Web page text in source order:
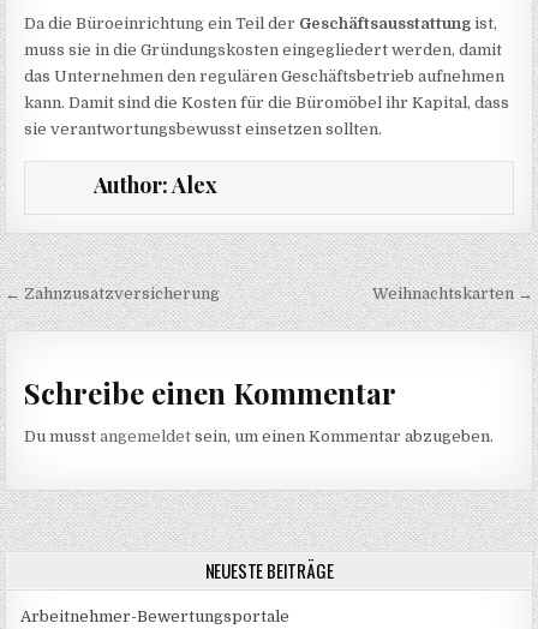
Da die Büroeinrichtung ein Teil der Geschäftsausstattung ist,
muss sie in die Gründungskosten eingegliedert werden, damit
das Unternehmen den regulären Geschäftsbetrieb aufnehmen
kann. Damit sind die Kosten für die Büromöbel ihr Kapital, dass
sie verantwortungsbewusst einsetzen sollten.
Author:Alex
Beitragsnavigation
← Zahnzusatzversicherung Weihnachtskarten →
Schreibe einen Kommentar
Du musstangemeldet sein, um einen Kommentar abzugeben.
NEUESTE BEITRÄGE
Arbeitnehmer-Bewertungsportale